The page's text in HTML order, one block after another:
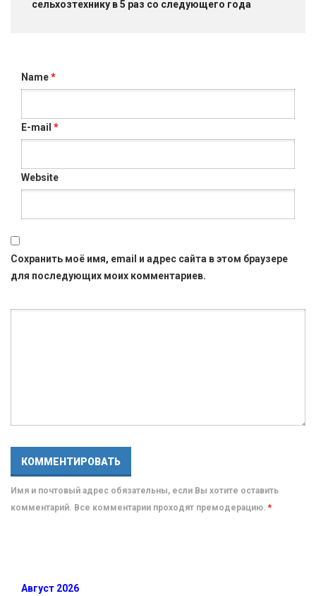
сельхозтехнику в 5 раз со следующего года
Name*
E-mail *
Website
Сохранить моё имя, email и адрес сайта в этом браузере
для последующих моих комментариев.
Имя и почтовый адрес обязательны, если Вы хотите оставить
комментарий. Все комментарии проходят премодерацию. *
Август 2026